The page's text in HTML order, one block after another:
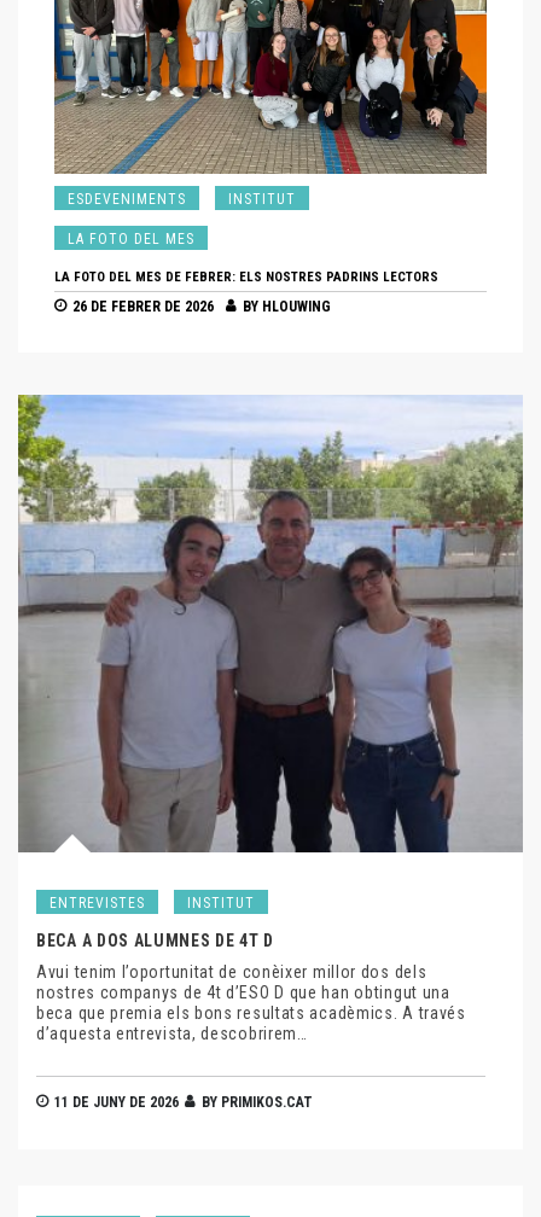
ESDEVENIMENTS INSTITUT
LA FOTO DEL MES
LA FOTO DEL MES DE FEBRER: ELS NOSTRES PADRINS LECTORS
26 DE FEBRER DE 2026 BY HLOUWING
ENTREVISTES INSTITUT
BECA A DOS ALUMNES DE 4T D
Avui tenim l’oportunitat de conèixer millor dos dels
nostres companys de 4t d’ESO D que han obtingut una
beca que premia els bons resultats acadèmics. A través
d’aquesta entrevista, descobrirem…
11 DE JUNY DE 2026 BY PRIMIKOS.CAT